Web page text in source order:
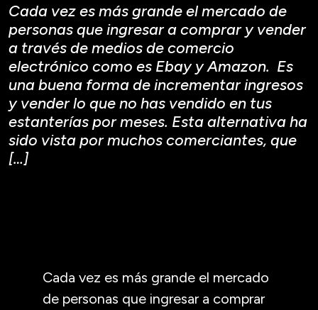
Cada vez es más grande el mercado de
personas que ingresar a comprar y vender
a través de medios de comercio
electrónico como es Ebay y Amazon. Es
una buena forma de incrementar ingresos
y vender lo que no has vendido en tus
estanterías por meses. Esta alternativa ha
sido vista por muchos comerciantes, que
[…]
Cada vez es más grande el mercado
de personas que ingresar a comprar